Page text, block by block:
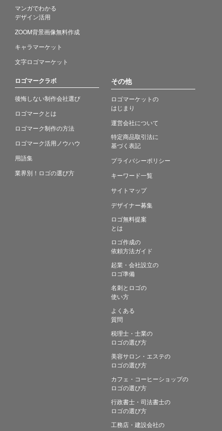
マンガでわかる
デザイン活用
ZOOM背景画像無料作成
キャラマーケット
文字ロゴマーケット
ロゴマークラボ
後悔しない制作会社選び
ロゴマークとは
ロゴマーク制作の方法
ロゴマーク活用ノウハウ
用語集
業界別！ロゴの選び方
その他
ロゴマーケットの
はじまり
運営会社について
特定商品取引法に
基づく表記
プライバシーポリシー
キーワード一覧
サイトマップ
デザイナー募集
ロゴ無料提案
とは
ロゴ作成の
依頼方法ガイド
起業・会社設立の
ロゴ準備
名刺とロゴの
使い方
よくある
質問
税理士・士業の
ロゴの選び方
美容サロン・エステの
ロゴの選び方
カフェ・コーヒーショップの
ロゴの選び方
行政書士・司法書士の
ロゴの選び方
工務店・建設会社の